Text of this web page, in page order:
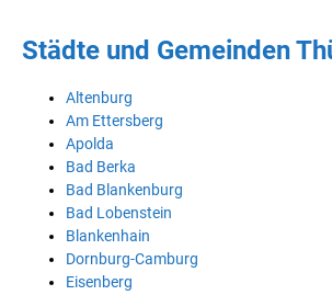
Städte und Gemeinden
Altenburg
Am Ettersberg
Apolda
Bad Berka
Bad Blankenburg
Bad Lobenstein
Blankenhain
Dornburg-Camburg
Eisenberg